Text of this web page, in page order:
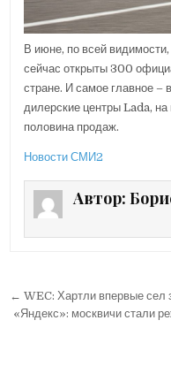
В июне, по всей
сейчас открыты 300
стране. И самое главное –
дилерские центры Lada,
половина продаж.
Новости СМИ2
Автор:
Н
← WEC: Хартли впервые сел
«Яндекс»: москвичи стали